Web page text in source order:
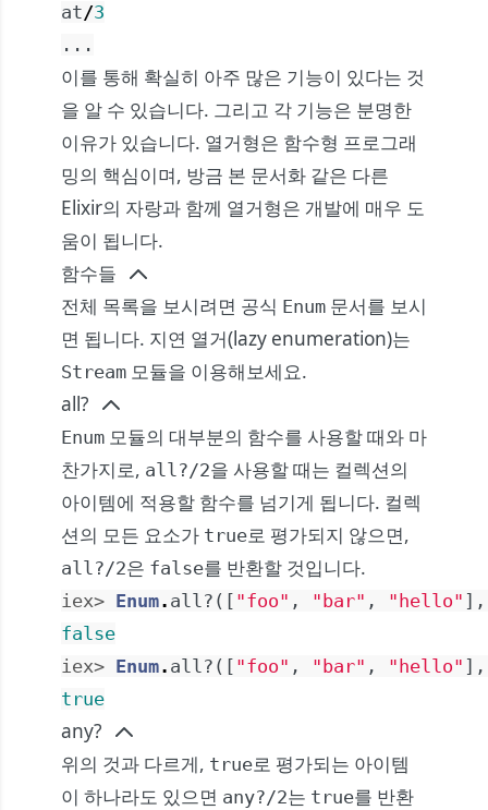
at/3
...
이를 통해 확실히 아주 많은 기능이 있다는 것
을 알 수 있습니다. 그리고 각 기능은 분명한
이유가 있습니다. 열거형은 함수형 프로그래
밍의 핵심이며, 방금 본 문서화 같은 다른
Elixir의 자랑과 함께 열거형은 개발에 매우 도
움이 됩니다.
함수들
전체 목록을 보시려면 공식 Enum 문서를 보시
면 됩니다. 지연 열거(lazy enumeration)는
Stream 모듈을 이용해보세요.
all?
Enum 모듈의 대부분의 함수를 사용할 때와 마
찬가지로, all?/2을 사용할 때는 컬렉션의
아이템에 적용할 함수를 넘기게 됩니다. 컬렉
션의 모든 요소가 true로 평가되지 않으면,
all?/2은 false를 반환할 것입니다.
iex> Enum. all? ( [ "foo" , "bar" , "hello" ] ,
false
iex> Enum. all? ( [ "foo" , "bar" , "hello" ] ,
true
any?
위의 것과 다르게, true로 평가되는 아이템
이 하나라도 있으면 any?/2는 true를 반환